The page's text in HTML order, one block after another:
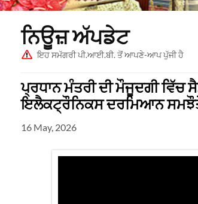
ਨਿਊਜ਼ ਅੱਪਡੇਟ
ਇਹ ਸਮੱਗਰੀ ਪੀ.ਆਈ.ਬੀ. ਤੋਂ ਆਪਣੇ-ਆਪ ਪੁੱਜੀ ਹੈ
ਪ੍ਰਧਾਨ ਮੰਤਰੀ ਦੀ ਮੌਜੂਦਗੀ
ਇਲੈਕਟ੍ਰੌਨਿਕਸ ਦਰਮਿਆਨ
16 May, 2026